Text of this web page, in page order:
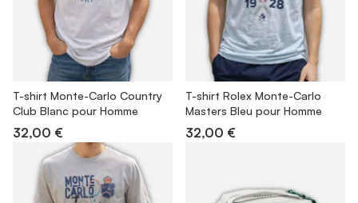
T-shirt Monte-Carlo Country
Club Blanc pour Homme
32,00 €
T-shirt Rolex Monte-Carlo
Masters Bleu pour Homme
32,00 €